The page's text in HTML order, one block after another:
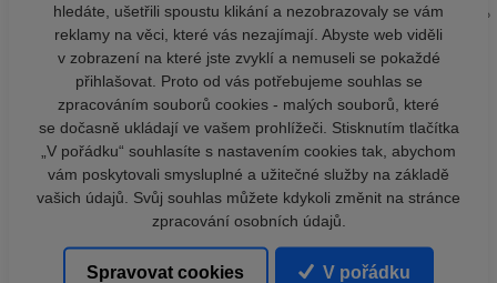
hledáte, ušetřili spoustu klikání a nezobrazovaly se vám
reklamy na věci, které vás nezajímají. Abyste web viděli
v zobrazení na které jste zvyklí a nemuseli se pokaždé
přihlašovat. Proto od vás potřebujeme souhlas se
zpracováním souborů cookies - malých souborů, které
se dočasně ukládají ve vašem prohlížeči. Stisknutím tlačítka
„V pořádku“ souhlasíte s nastavením cookies tak, abychom
vám poskytovali smysluplné a užitečné služby na základě
vašich údajů. Svůj souhlas můžete kdykoli změnit na stránce
zpracování osobních údajů.
Spravovat cookies V pořádku